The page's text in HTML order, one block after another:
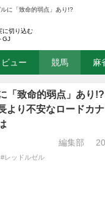
に「致命的弱点」あり!?
に切り込む
GJ
ュー 競馬 麻
「致命的弱点」あり!?
より不安なロードカ
編集部
#レッドルゼル